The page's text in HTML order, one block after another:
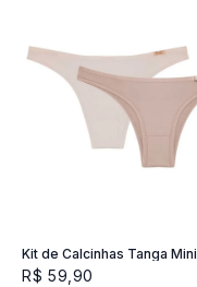
Kit de Calcinhas Tanga Mini
Classic 02- 2 und
R$ 59 90